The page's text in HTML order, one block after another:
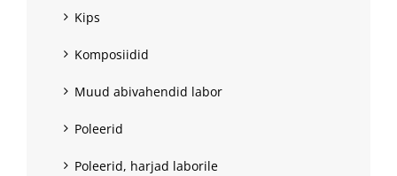
Kips
Komposiidid
Muud abivahendid labor
Poleerid
Poleerid, harjad laborile